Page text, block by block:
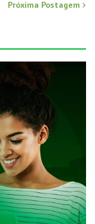
Próxima Postagem